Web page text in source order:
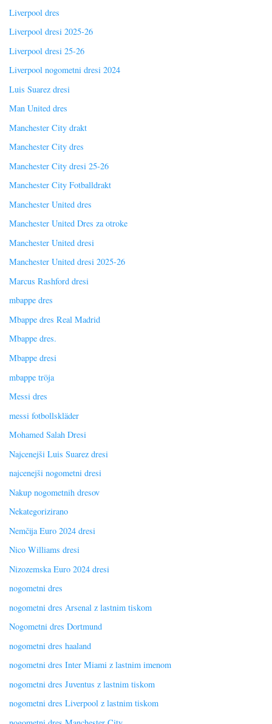
Liverpool dres
Liverpool dresi 2025-26
Liverpool dresi 25-26
Liverpool nogometni dresi 2024
Luis Suarez dresi
Man United dres
Manchester City drakt
Manchester City dres
Manchester City dresi 25-26
Manchester City Fotballdrakt
Manchester United dres
Manchester United Dres za otroke
Manchester United dresi
Manchester United dresi 2025-26
Marcus Rashford dresi
mbappe dres
Mbappe dres Real Madrid
Mbappe dres.
Mbappe dresi
mbappe tröja
Messi dres
messi fotbollskläder
Mohamed Salah Dresi
Najcenejši Luis Suarez dresi
najcenejši nogometni dresi
Nakup nogometnih dresov
Nekategorizirano
Nemčija Euro 2024 dresi
Nico Williams dresi
Nizozemska Euro 2024 dresi
nogometni dres
nogometni dres Arsenal z lastnim tiskom
Nogometni dres Dortmund
nogometni dres haaland
nogometni dres Inter Miami z lastnim imenom
nogometni dres Juventus z lastnim tiskom
nogometni dres Liverpool z lastnim tiskom